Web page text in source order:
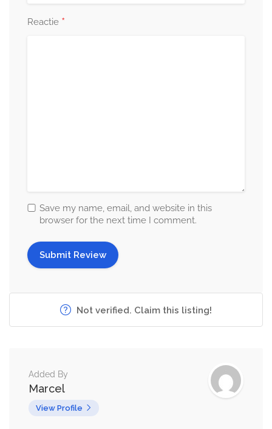
Reactie *
Save my name, email, and website in this
browser for the next time I comment.
Not verified. Claim this listing!
Added By
Marcel
View Profile